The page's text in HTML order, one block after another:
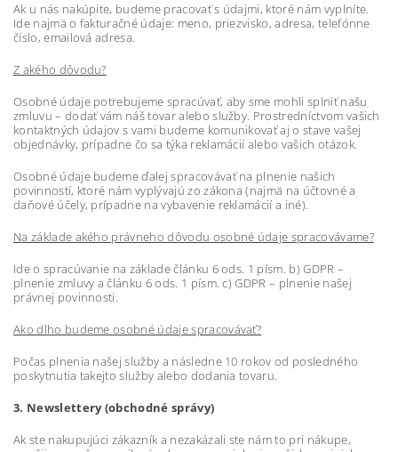
Ak u nás nakúpite, budeme pracovať s údajmi, ktoré nám vyplníte.
Ide najmä o fakturačné údaje: meno, priezvisko, adresa, telefónne
číslo, emailová adresa.
Z akého dôvodu?
Osobné údaje potrebujeme spracúvať, aby sme mohli splniť našu
zmluvu – dodať vám náš tovar alebo služby. Prostredníctvom vašich
kontaktných údajov s vami budeme komunikovať aj o stave vašej
objednávky, prípadne čo sa týka reklamácií alebo vašich otázok.
Osobné údaje budeme ďalej spracovávať na plnenie našich
povinností, ktoré nám vyplývajú zo zákona (najmä na účtovné a
daňové účely, prípadne na vybavenie reklamácií a iné).
Na základe akého právneho dôvodu osobné údaje spracovávame?
Ide o spracúvanie na základe článku 6 ods. 1 písm. b) GDPR –
plnenie zmluvy a článku 6 ods. 1 písm. c) GDPR – plnenie našej
právnej povinnosti.
Ako dlho budeme osobné údaje spracovávať?
Počas plnenia našej služby a následne 10 rokov od posledného
poskytnutia takejto služby alebo dodania tovaru.
3. Newslettery (obchodné správy)
Ak ste nakupujúci zákazník a nezakázali ste nám to pri nákupe,